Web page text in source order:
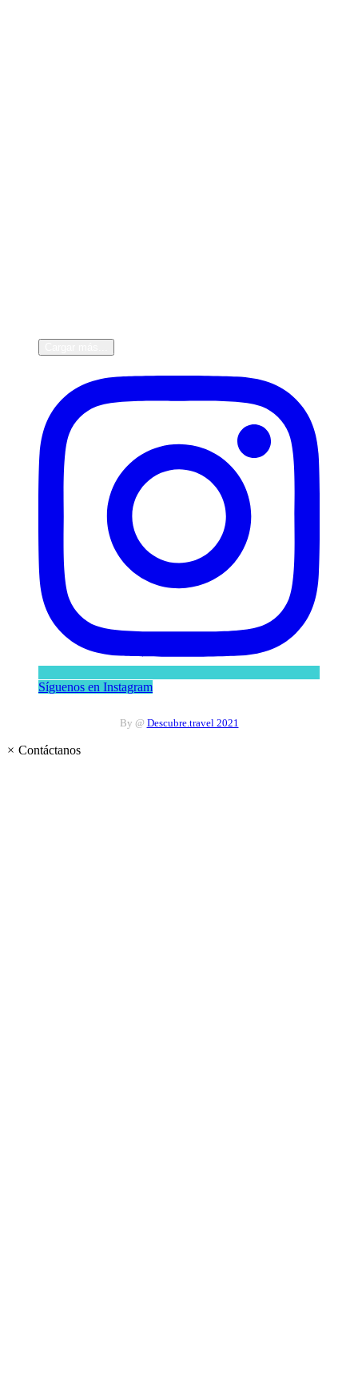
Síguenos en Instagram
By @ Descubre.travel 2021
× Contáctanos